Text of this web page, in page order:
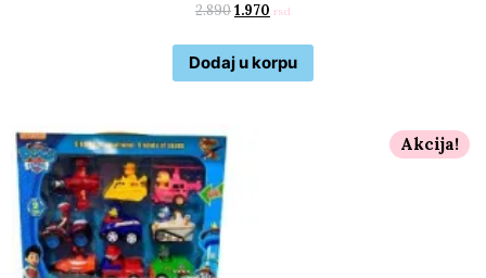
2.8901.970 rsd
Dodaj u korpu
Akcija!